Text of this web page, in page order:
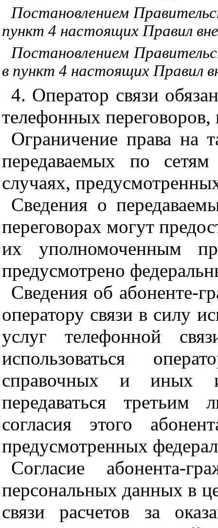
Постановлением
пункт 4 настоящих Правил
Постановлением
в пункт 4 настоящих Правил
4. Оператор связи
телефонных переговоров,
Ограничение права на
передаваемых по
случаях,
Сведения о
переговорах могут
их уполномоченным
предусмотрено
Сведения об абоненте-
оператору связи в силу
услуг телефонной
использоваться
справочных и иных
передаваться
согласия этого
предусмотренных
Согласие абонента-
персональных данных в
связи расчетов за